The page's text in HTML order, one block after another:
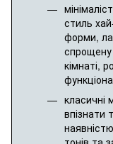
стиль
форми,
кімнаті,
класичні
впізнати